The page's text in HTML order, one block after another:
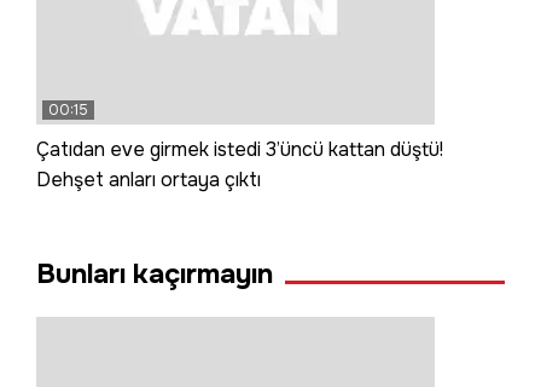
00:15
Çatıdan eve girmek istedi 3’üncü kattan düştü!
Dehşet anları ortaya çıktı
Bunları kaçırmayın